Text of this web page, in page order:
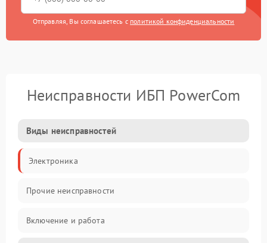
Отправляя, Вы соглашаетесь с политикой конфиденциальности
Неисправности ИБП PowerCom
Виды неисправностей
Электроника
Прочие неисправности
Включение и работа